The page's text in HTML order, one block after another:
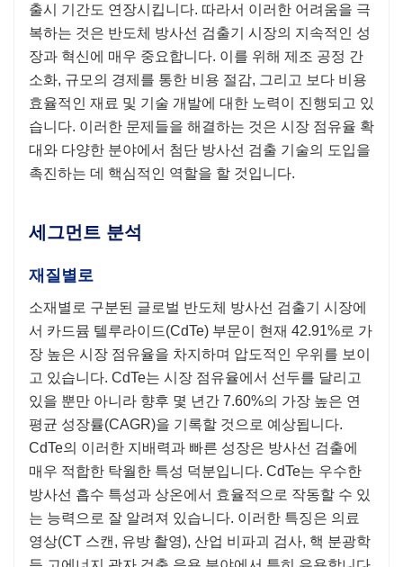
출시 기간도 연장시킵니다. 따라서 이러한 어려움을 극
복하는 것은 반도체 방사선 검출기 시장의 지속적인 성
장과 혁신에 매우 중요합니다. 이를 위해 제조 공정 간
소화, 규모의 경제를 통한 비용 절감, 그리고 보다 비용
효율적인 재료 및 기술 개발에 대한 노력이 진행되고 있
습니다. 이러한 문제들을 해결하는 것은 시장 점유율 확
대와 다양한 분야에서 첨단 방사선 검출 기술의 도입을
촉진하는 데 핵심적인 역할을 할 것입니다.
세그먼트 분석
재질별로
소재별로 구분된 글로벌 반도체 방사선 검출기 시장에
서 카드뮴 텔루라이드(CdTe) 부문이 현재 42.91%로 가
장 높은 시장 점유율을 차지하며 압도적인 우위를 보이
고 있습니다. CdTe는 시장 점유율에서 선두를 달리고
있을 뿐만 아니라 향후 몇 년간 7.60%의 가장 높은 연
평균 성장률(CAGR)을 기록할 것으로 예상됩니다.
CdTe의 이러한 지배력과 빠른 성장은 방사선 검출에
매우 적합한 탁월한 특성 덕분입니다. CdTe는 우수한
방사선 흡수 특성과 상온에서 효율적으로 작동할 수 있
는 능력으로 잘 알려져 있습니다. 이러한 특징은 의료
영상(CT 스캔, 유방 촬영), 산업 비파괴 검사, 핵 분광학